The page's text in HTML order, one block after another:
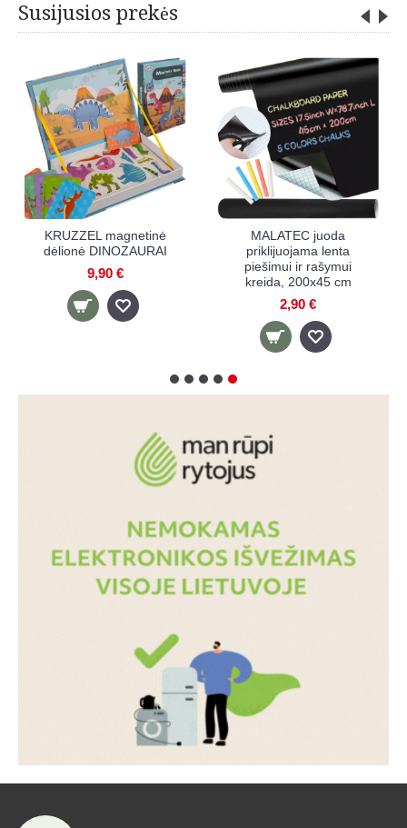
Susijusios prekės
KIK magnetinė
montessori 3D galvosūkių
KIK multifunkcinė
piešimo lenta
magnetukais
9,90 €